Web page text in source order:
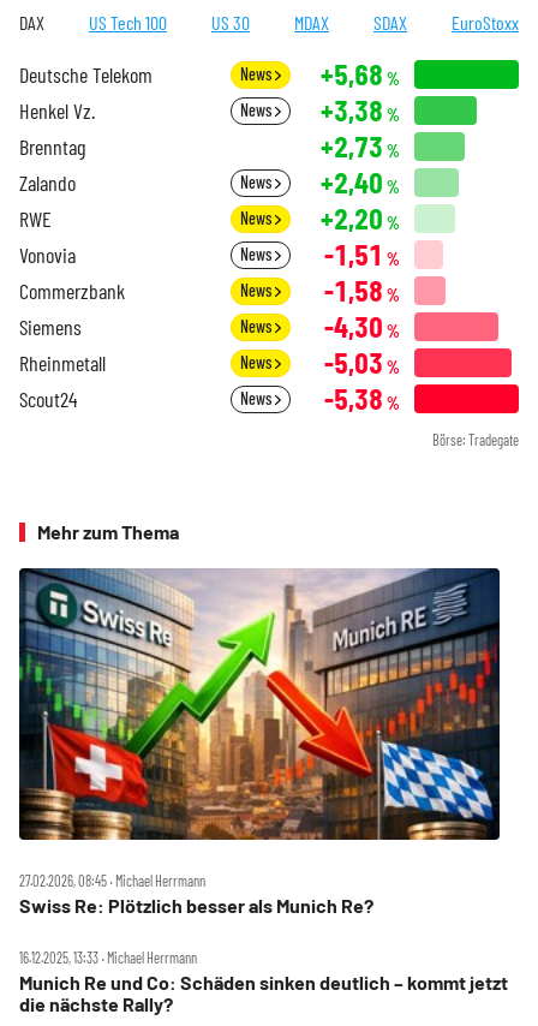
DAX US Tech 100 US 30 MDAX SDAX EuroStoxx
Deutsche Telekom News +5,68 %
Henkel Vz. News +3,38 %
Brenntag +2,73 %
Zalando News +2,40 %
RWE News +2,20 %
Vonovia News -1,51 %
Commerzbank News -1,58 %
Siemens News -4,30 %
Rheinmetall News -5,03 %
Scout24 News -5,38 %
Börse: Tradegate
Mehr zum Thema
27.02.2026, 08:45 ‧ Michael Herrmann
Swiss Re: Plötzlich besser als Munich Re?
16.12.2025, 13:33 ‧ Michael Herrmann
Munich Re und Co: Schäden sinken deutlich – kommt jetzt
die nächste Rally?